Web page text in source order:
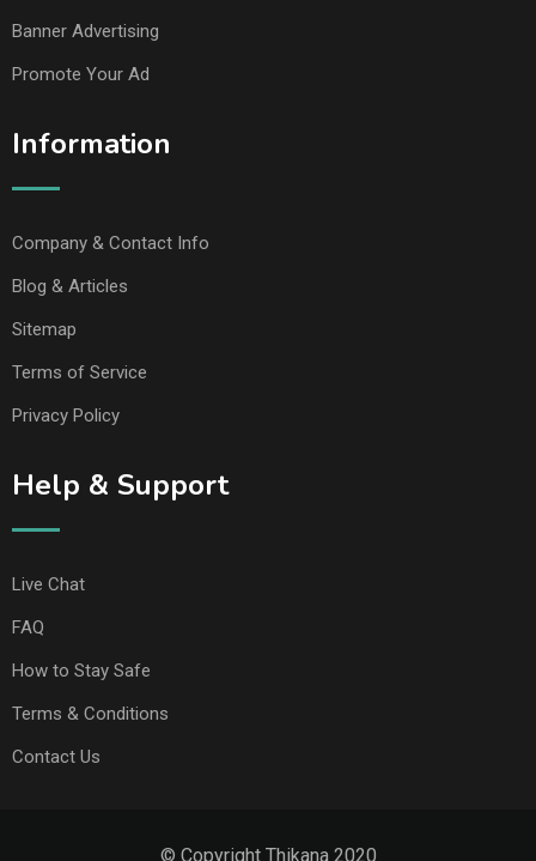
Banner Advertising
Promote Your Ad
Information
Company & Contact Info
Blog & Articles
Sitemap
Terms of Service
Privacy Policy
Help & Support
Live Chat
FAQ
How to Stay Safe
Terms & Conditions
Contact Us
© Copyright Thikana 2020